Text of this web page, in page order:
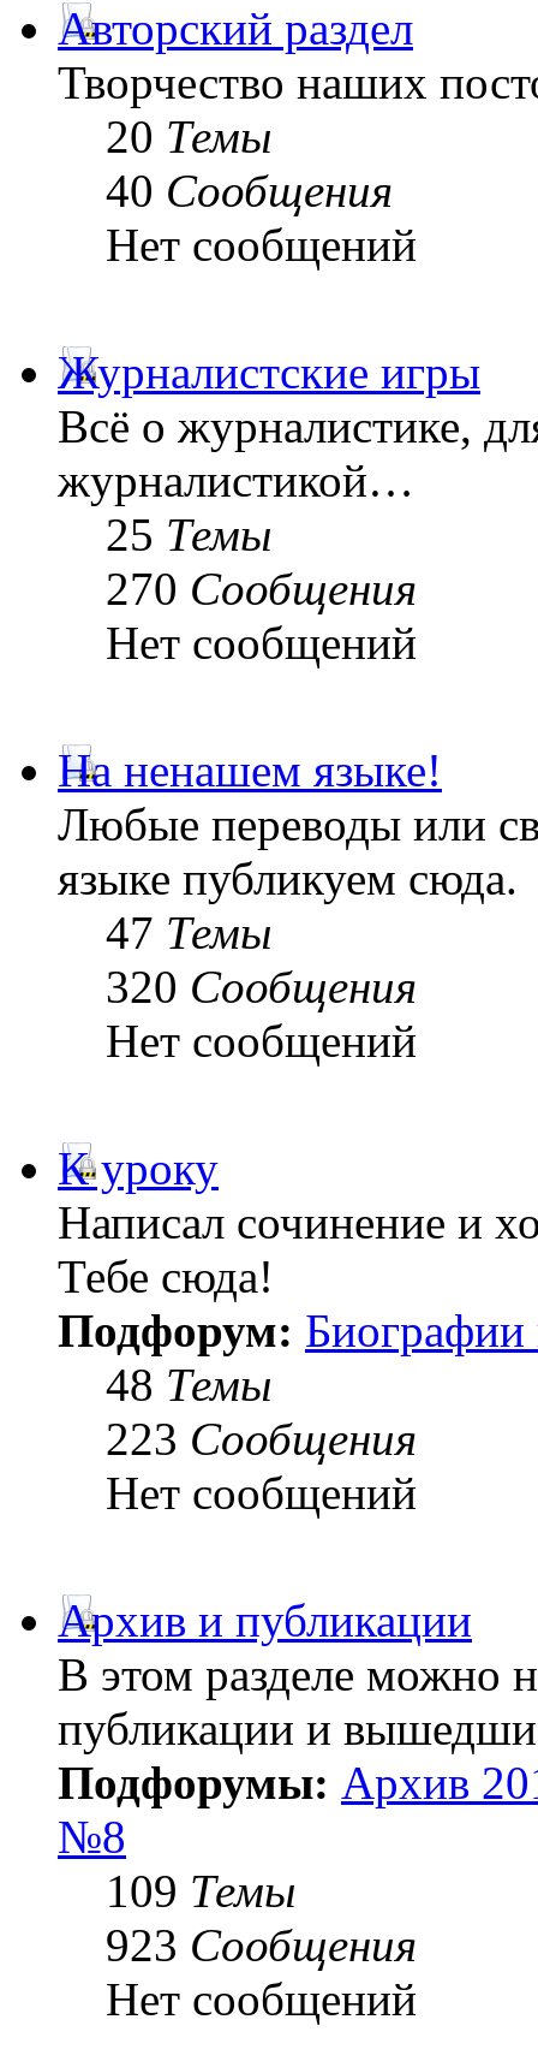
Авторский раздел
Творчество наших
20 Темы
40 Сообщения
Нет сообщений
Журналистские игры
Всё о журналистике,
журналистикой…
25 Темы
270 Сообщения
Нет сообщений
На ненашем языке!
Любые переводы или
языке публикуем сюда.
47 Темы
320 Сообщения
Нет сообщений
К уроку
Написал сочинение и
Тебе сюда!
Подфорум: Биографии
48 Темы
223 Сообщения
Нет сообщений
Архив и публикации
В этом разделе можно
публикации и
Подфорумы: Архив
№8
109 Темы
923 Сообщения
Нет сообщений